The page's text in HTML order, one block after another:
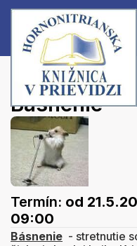
Hlavná stránka Podujatia
Básnenie
Termín: od
09:00
Básnenie - stretnutie